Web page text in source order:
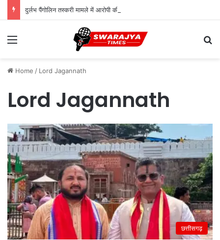
दुर्लभ पैंगोलिन तस्करी मामले में आरोपी की जमानत याचिका खारिज
Menu
Home / Lord Jagannath
Lord Jagannath
छत्तीसगढ़